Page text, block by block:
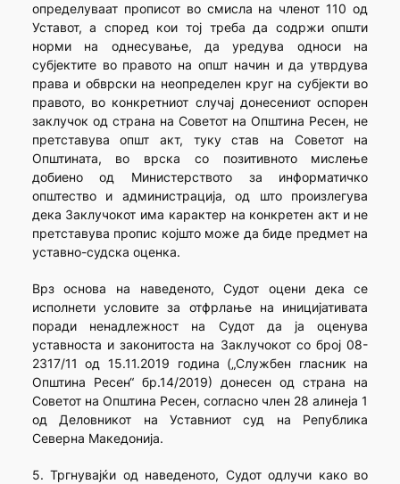
определуваат прописот во смисла на членот 110 од
Уставот, а според кои тој треба да содржи општи
норми на однесување, да уредува односи на
субјектите во правото на општ начин и да утврдува
права и обврски на неопределен круг на субјекти во
правото, во конкретниот случај донесениот оспорен
заклучок од страна на Советот на Општина Ресен, не
претставува општ акт, туку став на Советот на
Општината, во врска со позитивното мислење
добиено од Министерството за информатичко
општество и администрација, од што произлегува
дека Заклучокот има карактер на конкретен акт и не
претставува пропис којшто може да биде предмет на
уставно-судска оценка.
Врз основа на наведеното, Судот оцени дека се
исполнети условите за отфрлање на иницијативата
поради ненадлежност на Судот да ја оценува
уставноста и законитоста на Заклучокот со број 08-
2317/11 од 15.11.2019 година („Службен гласник на
Општина Ресен“ бр.14/2019) донесен од страна на
Советот на Општина Ресен, согласно член 28 алинеја 1
од Деловникот на Уставниот суд на Република
Северна Македонија.
5. Тргнувајќи од наведеното, Судот одлучи како во